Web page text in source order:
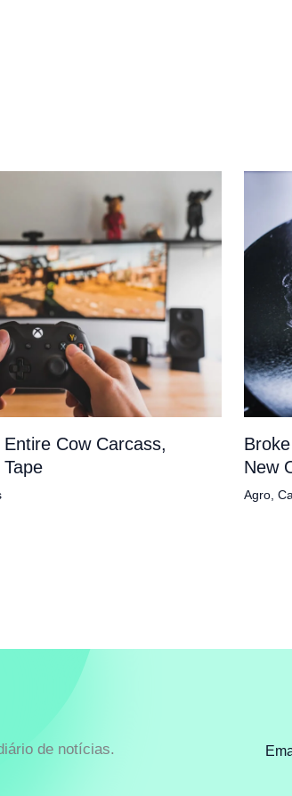
Cow Carcass,
New
Agro,
de notícias.